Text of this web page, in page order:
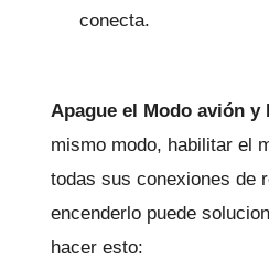
conecta.
Apague el Modo avión y
mismo modo, habilitar el
todas sus conexiones de
encenderlo puede
hacer esto: